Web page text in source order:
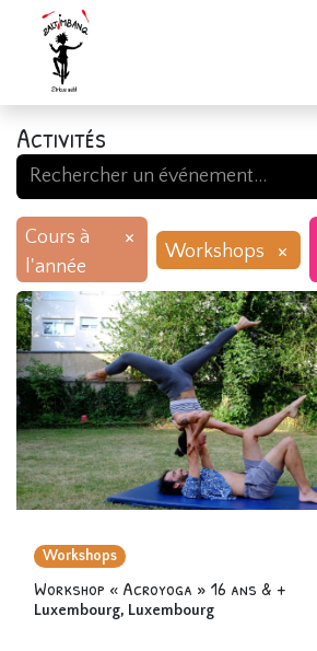
Activités
Cours à
l'année
×
Workshops ×
Workshops
Workshop « Acroyoga » 16 ans & +
Luxembourg, Luxembourg